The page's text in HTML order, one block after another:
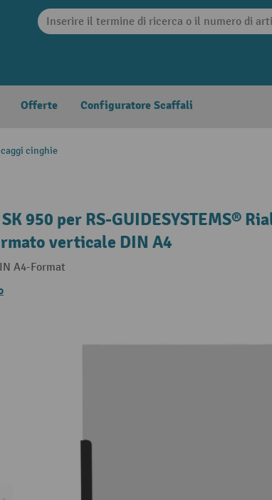
Offerte Configuratore Scaffali
cinghie
950 per RS-GUIDESYSTEMS®
verticale DIN A4
A4-Format